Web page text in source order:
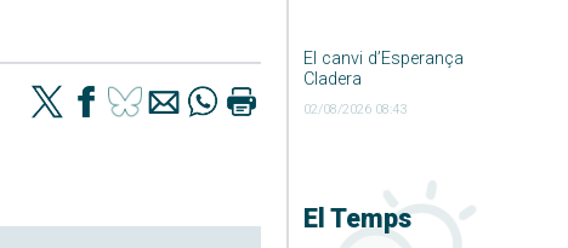
El canvi d’Esperança
Cladera
02/08/2026 08:43
El Temps